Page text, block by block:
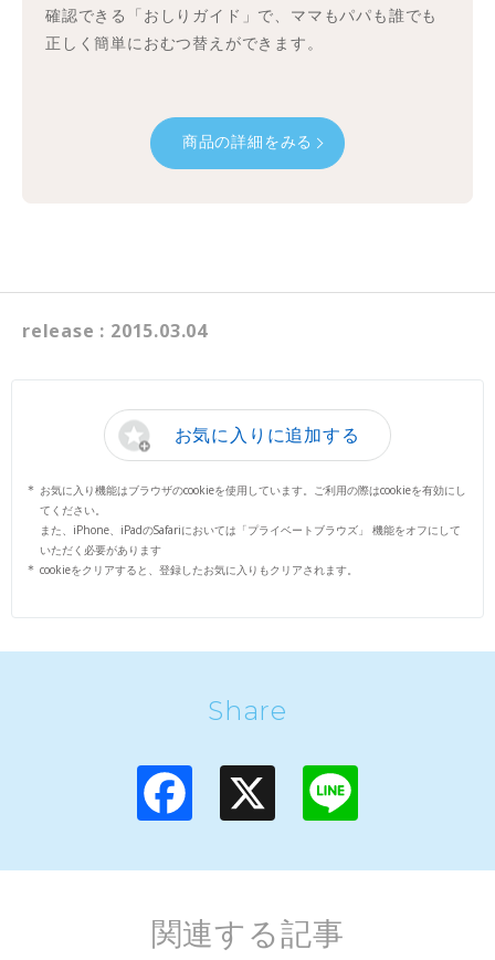
確認できる「おしりガイド」で、ママもパパも誰でも
正しく簡単におむつ替えができます。
商品の詳細をみる
release : 2015.03.04
お気に入りに追加する
お気に入り機能はブラウザのcookieを使用しています。ご利用の際はcookieを有効にし
てください。
また、iPhone、iPadのSafariにおいては「プライベートブラウズ」 機能をオフにして
いただく必要があります
cookieをクリアすると、登録したお気に入りもクリアされます。
Share
L
e
関連する記事